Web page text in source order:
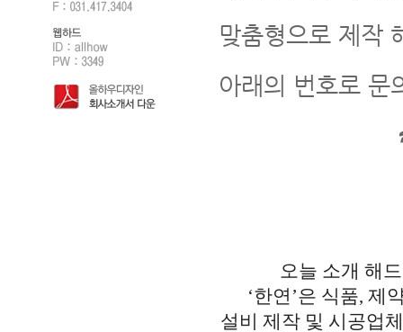
맞춤형으로 제작
아래의 번호로 문
오늘 소개 해
‘한연’은 식품, 제
설비 제작 및 시공업